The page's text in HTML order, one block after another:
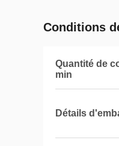
Conditions
Quantité de
min
Détails